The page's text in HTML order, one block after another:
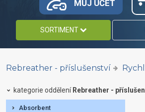
MŮJ ÚČET
SORTIMENT
Rebreather - příslušenství
kategorie oddělení Rebreather -
Absorbent